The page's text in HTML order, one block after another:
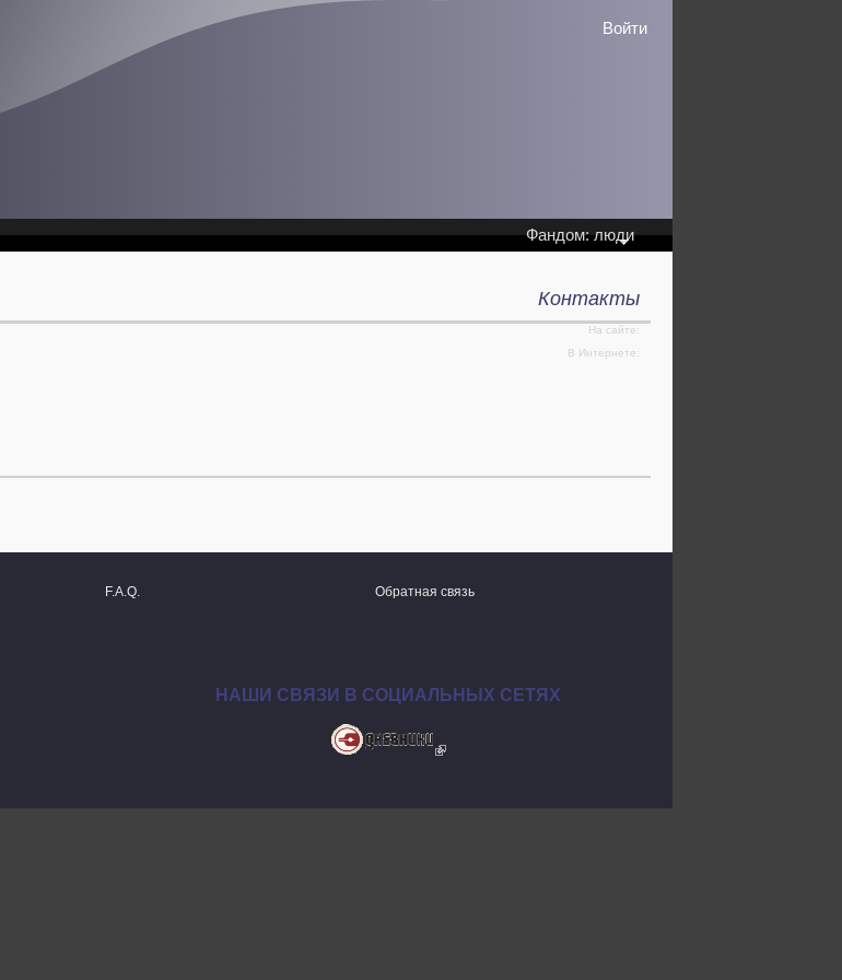
Войти
Фандом: люди
Контакты
На сайте:
В Интернете:
F.A.Q.
Обратная связь
НАШИ СВЯЗИ В СОЦИАЛЬНЫХ СЕТЯХ